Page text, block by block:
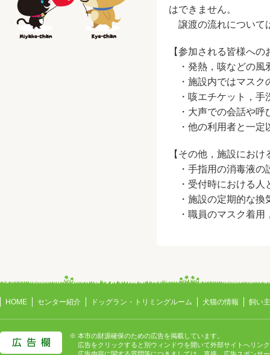
はできません。
譲渡の流れについて
【参加される皆様への
・発熱，咳などの風
・施設内ではマスク
・咳エチケット，手
・大声での会話や呼
・他の利用者と一定
【その他，施設にお
・手指用の消毒液の
・受付時における人
・施設の定期的な換
・職員のマスク着用
HOME センター紹介 ドッグラン・トリミングルーム 犬猫の情報 飼い
※ 本市の財源確保のための広告を掲載しています。
広告をクリックすると別ウィンドウを開いて外部サイトへリン